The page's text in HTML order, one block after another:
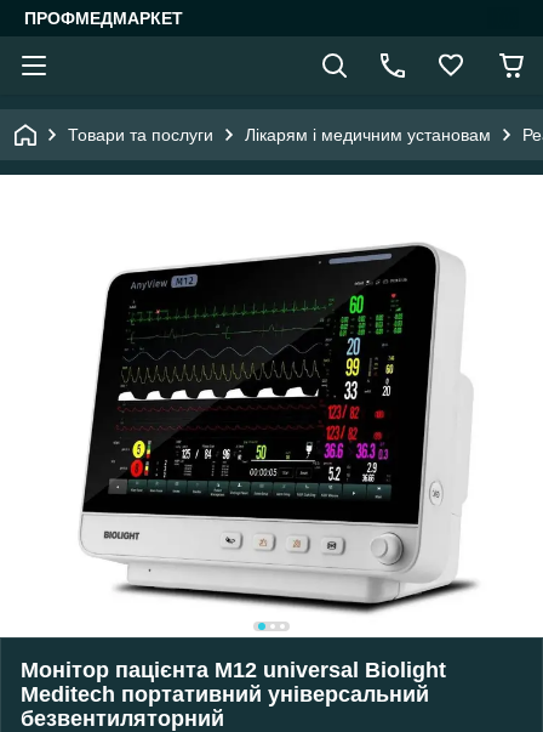
ПРОФМЕДМАРКЕТ
Товари та послуги Лікарям і медичним установам
Монітор пацієнта M12 universal Biolight
Meditech портативний універсальний
безвентиляторний